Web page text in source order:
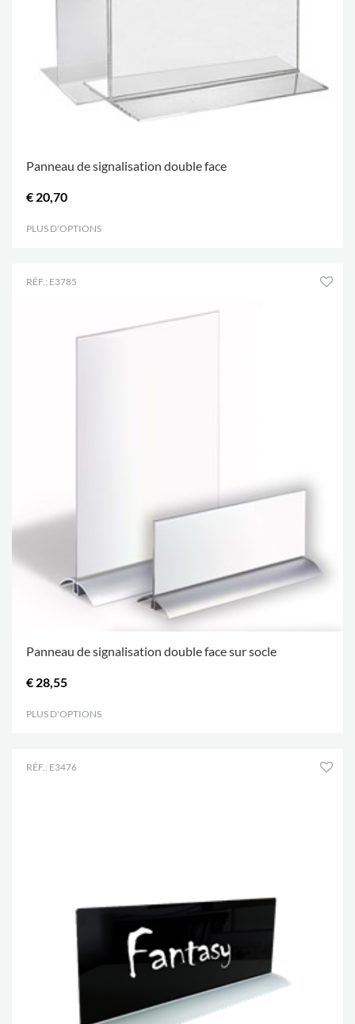
Panneau de signalisation double face
€ 20,70
PLUS D'OPTIONS
RÉF.: E3785
Panneau de signalisation double face sur socle
€ 28,55
PLUS D'OPTIONS
RÉF.: E3476